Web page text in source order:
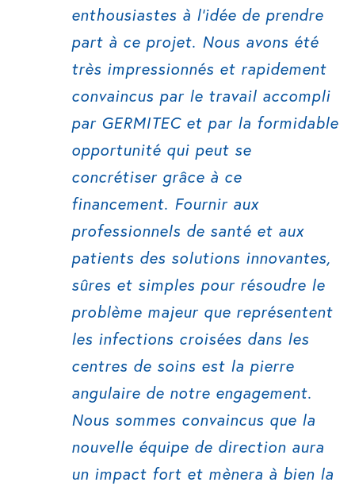
enthousiastes à l’idée de prendre
part à ce projet. Nous avons été
très impressionnés et rapidement
convaincus par le travail accompli
par GERMITEC et par la formidable
opportunité qui peut se
concrétiser grâce à ce
financement. Fournir aux
professionnels de santé et aux
patients des solutions innovantes,
sûres et simples pour résoudre le
problème majeur que représentent
les infections croisées dans les
centres de soins est la pierre
angulaire de notre engagement.
Nous sommes convaincus que la
nouvelle équipe de direction aura
un impact fort et mènera à bien la